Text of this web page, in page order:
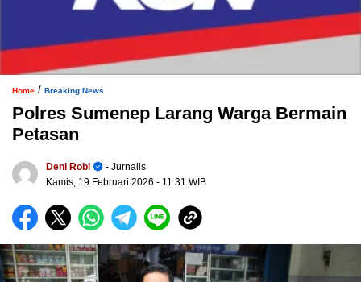
Home / Breaking News
Polres Sumenep Larang Warga Bermain
Petasan
Deni Robi
- Jurnalis
Kamis, 19 Februari 2026 - 11:31 WIB